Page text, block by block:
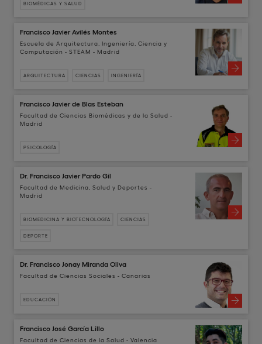
BIOMÉDICAS Y SALUD
Francisco Javier Avilés Montes
Escuela de Arquitectura, Ingeniería, Ciencia y
Computación - STEAM - Madrid
ARQUITECTURA CIENCIAS INGENIERÍA
Francisco Javier de Blas Esteban
Facultad de Ciencias Biomédicas y de la Salud -
Madrid
PSICOLOGÍA
Dr. Francisco Javier Pardo Gil
Facultad de Medicina, Salud y Deportes -
Madrid
BIOMEDICINA Y BIOTECNOLOGÍA CIENCIAS
DEPORTE
Dr. Francisco Jonay Miranda Oliva
Facultad de Ciencias Sociales - Canarias
EDUCACIÓN
Francisco José García Lillo
Facultad de Ciencias de la Salud - Valencia